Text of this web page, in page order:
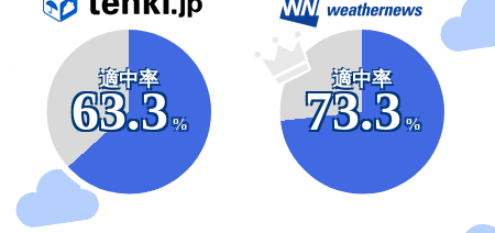
適中率
63.3
%
適中率
73.3
%